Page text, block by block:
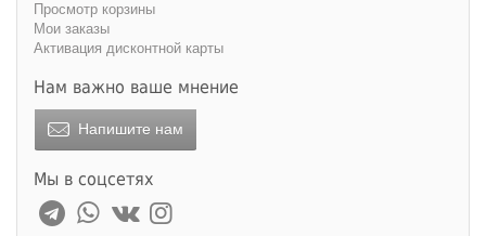
Просмотр корзины
Мои заказы
Активация дисконтной карты
Нам важно ваше мнение
Напишите нам
Мы в соцсетях